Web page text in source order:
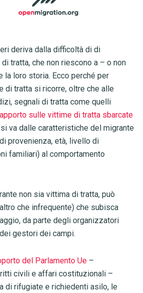
deriva dalla difficoltà di di
tratta, che non riescono a – o non
la loro storia. Ecco perché per
di tratta si ricorre, oltre che alle
segnali di tratta come quelli
sulle vittime di tratta sbarcate
va dalle caratteristiche del migrante
provenienza, età, livello di
familiari) al comportamento
non sia vittima di tratta, può
che infrequente) che subisca
da parte degli organizzatori
gestori dei campi.
del Parlamento Ue–
civili e affari costituzionali –
di rifugiate e richiedenti asilo, le